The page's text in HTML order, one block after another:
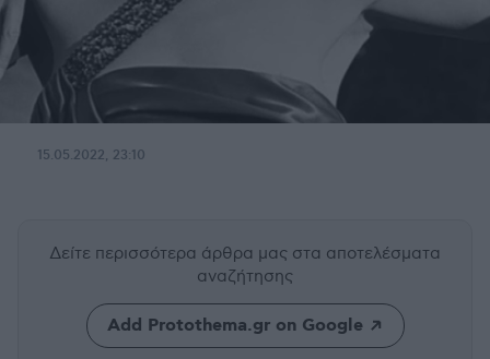
15.05.2022, 23:10
Δείτε περισσότερα άρθρα μας στα αποτελέσματα
αναζήτησης
Add Protothema.gr on Google